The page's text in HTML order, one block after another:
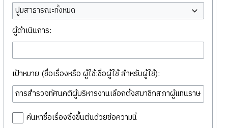
ปูมสาธารณะทั้งหมด
ผู้ดำเนินการ:
เป้าหมาย (ชื่อเรื่องหรือ ผู้ใช้:ชื่อผู้ใช้ สำหรับผู้ใช้):
ค้นหาชื่อเรื่องซึ่งขึ้นต้นด้วยข้อความนี้